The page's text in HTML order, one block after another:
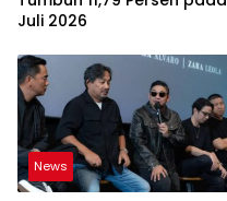
Juli 2026
News